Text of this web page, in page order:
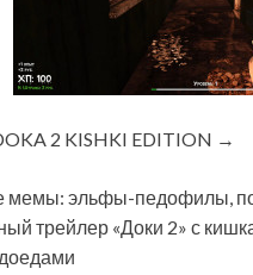
2 KISHKI EDITION →
мемы: эльфы-педофилы,
трейлер «Доки 2» с